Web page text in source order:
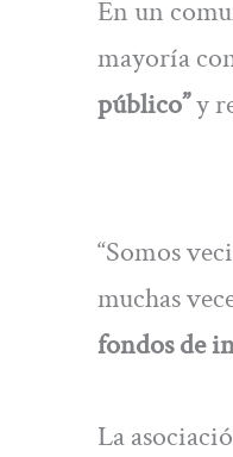
En un
mayoría
público”y
“Somos
muchas
fondos de
La